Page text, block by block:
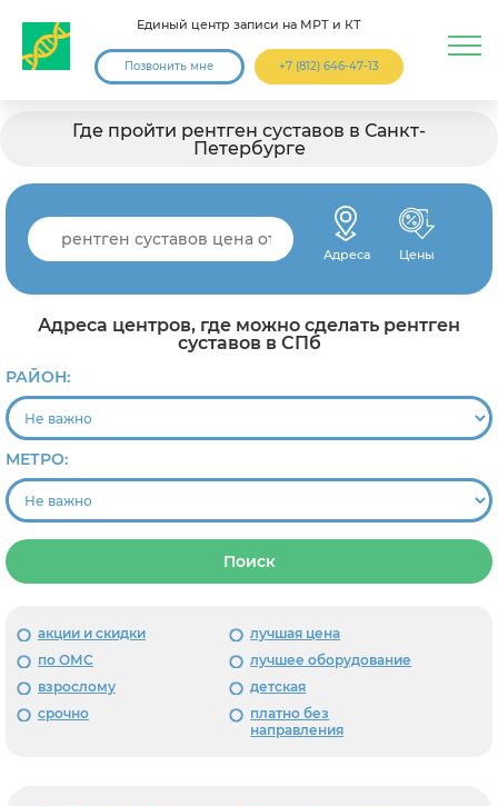
Единый центр записи на МРТ и КТ
Позвонить мне +7 (812) 646-47-13
Где пройти рентген суставов в Санкт-
Петербурге
Адреса Цены
Адреса центров, где можно сделать рентген
суставов в СПб
РАЙОН:
МЕТРО:
Поиск
акции и скидки
лучшая цена
по ОМС
лучшее оборудование
взрослому
детская
срочно
платно без
направления